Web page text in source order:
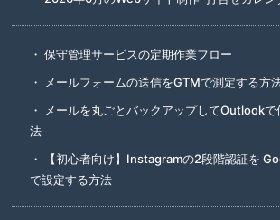
保守管理サービスの定期作業フロー
メールフォームの送信をGTMで測定する方
メールを丸ごとバックアップしてOutlook
法
【初心者向け】Instagramの2段階認証を
で設定する方法